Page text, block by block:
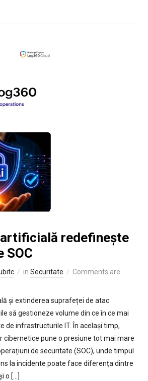
redefinește
SOC
in Securitate
Comments are
și extinderea suprafeței de atac
să gestioneze volume din ce în ce mai
de infrastructurile IT. În același timp,
cibernetice pune o presiune tot mai mare
de securitate (SOC), unde timpul
la incidente poate face diferența dintre
o […]